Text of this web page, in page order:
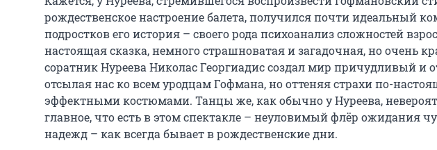
рождественское настроение балета, получился почти идеальный
подростков его история – своего рода психоанализ сложностей
настоящая сказка, немного страшноватая и загадочная, но очень
соратник Нуреева Николас Георгиадис создал мир причудливый и
отсылая нас ко всем уродцам Гофмана, но оттеняя страхи по-
эффектными костюмами. Танцы же, как обычно у Нуреева,
главное, что есть в этом спектакле – неуловимый флёр ожидания
надежд – как всегда бывает в рождественские дни.